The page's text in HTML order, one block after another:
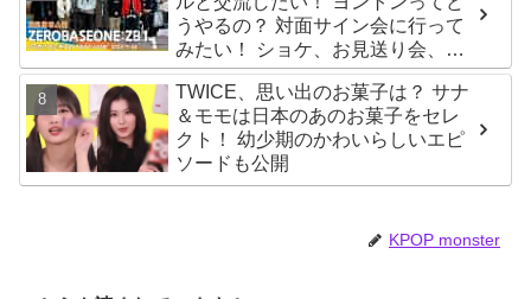
うやるの？ 対面サイン会に行って
みたい！ ショケ、お見送り会、握
手会・・・リリースイベントあれ
これを紹介
TWICE、思い出のお菓子は？ サナ
＆モモは日本のあのお菓子をセレ
クト！ 幼少期のかわいらしいエピ
ソードも公開
KPOP monster